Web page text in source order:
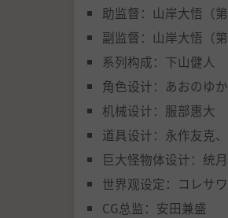
助监督：山岸大悟（
副监督：山岸大悟（
系列构成：下山健人
角色设计：あおのゆか
机械设计：服部惠大
道具设计：永作友克
巨大怪物体设计：统
世界观设定：コレサ
CG总监：安田兼盛